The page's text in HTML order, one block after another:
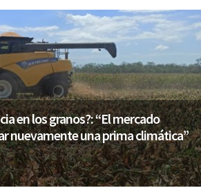
en los granos?: “El mercado
nuevamente una prima climática”